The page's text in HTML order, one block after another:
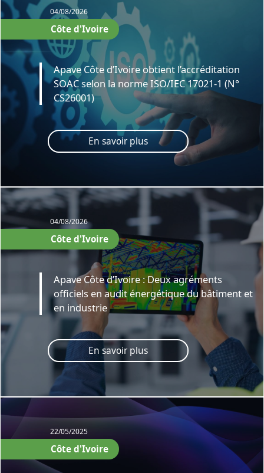
04/08/2026
Côte d'Ivoire
Apave Côte d’Ivoire obtient l’accréditation
SOAC selon la norme ISO/IEC 17021-1 (N°
CS26001)
En savoir plus
04/08/2026
Côte d'Ivoire
Apave Côte d’Ivoire : Deux agréments
officiels en audit énergétique du bâtiment et
en industrie
En savoir plus
22/05/2025
Côte d'Ivoire